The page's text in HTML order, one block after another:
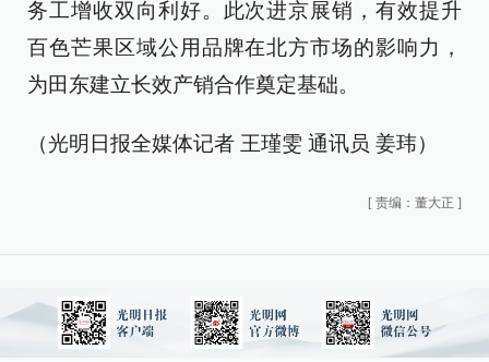
务工增收双向利好。此次进京展销，有效提升
百色芒果区域公用品牌在北方市场的影响力，
为田东建立长效产销合作奠定基础。
（光明日报全媒体记者 王瑾雯 通讯员 姜玮）
[ 责编：董大正 ]